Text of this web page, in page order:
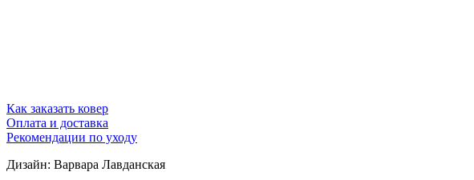
Как заказать ковер
Оплата и доставка
Рекомендации по уходу
Дизайн: Варвара Лавданская